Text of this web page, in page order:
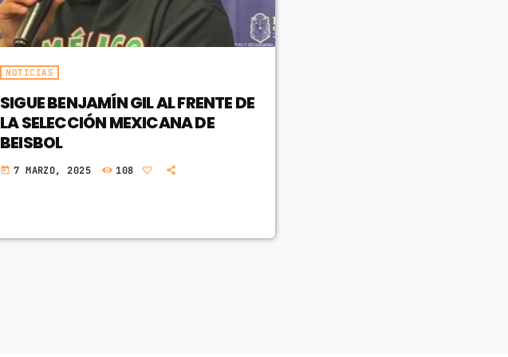
NOTICIAS
SIGUE BENJAMÍN GIL AL FRENTE DE
LA SELECCIÓN MEXICANA DE
BEISBOL
today 7 MARZO, 2025 108